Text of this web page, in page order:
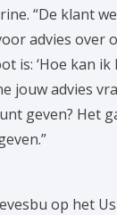
“De klant
advies over
is: ‘Hoe kan ik
jouw advies
geven? Het
op het